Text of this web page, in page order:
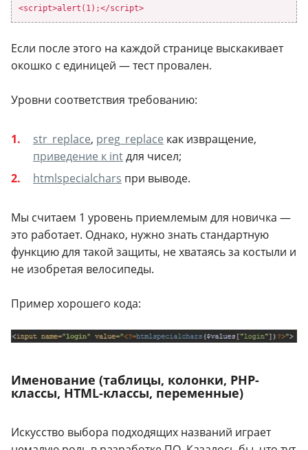
<script>alert(1);</script>
Если после этого на каждой странице выскакивает
окошко с единицей — тест провален.
Уровни соответствия требованию:
str_replace, preg_replace как извращение,
приведение к intдля чисел;
htmlspecialchars при выводе.
Мы считаем 1 уровень приемлемым для новичка —
это работает. Однако, нужно знать стандартную
функцию для такой защиты, не хватаясь за костыли и
не изобретая велосипеды.
Пример хорошего кода:
Именование (таблицы, колонки, PHP-
классы, HTML-классы, переменные)
Искусство выбора подходящих названий играет